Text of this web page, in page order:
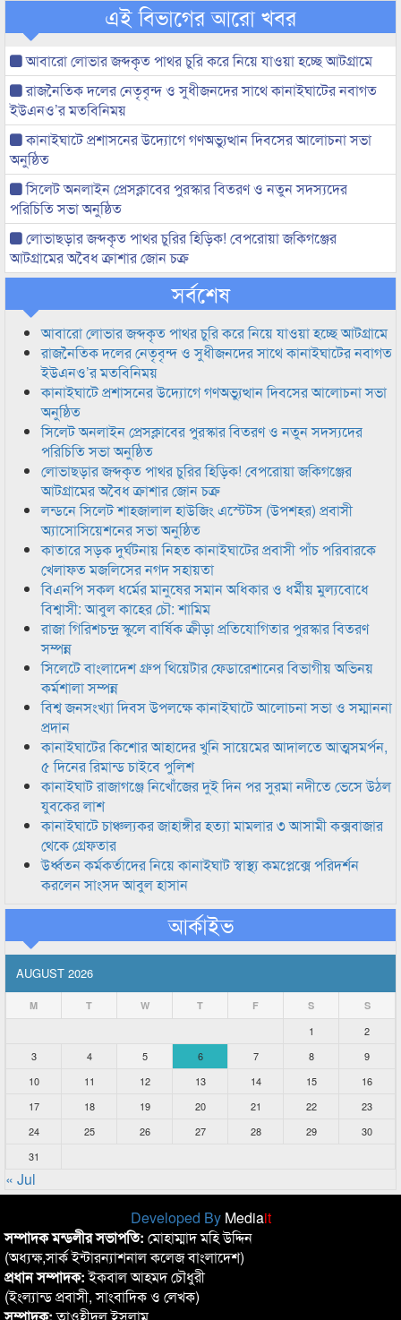
এই বিভাগের আরো খবর
আবারো লোভার জব্দকৃত পাথর চুরি করে নিয়ে যাওয়া হচ্ছে আটগ্রামে
রাজনৈতিক দলের নেতৃবৃন্দ ও সুধীজনদের সাথে কানাইঘাটের নবাগত
ইউএনও’র মতবিনিময়
কানাইঘাটে প্রশাসনের উদ্যোগে গণঅভ্যুত্থান দিবসের আলোচনা সভা
অনুষ্ঠিত
সিলেট অনলাইন প্রেসক্লাবের পুরস্কার বিতরণ ও নতুন সদস্যদের
পরিচিতি সভা অনুষ্ঠিত
লোভাছড়ার জব্দকৃত পাথর চুরির হিড়িক! বেপরোয়া জকিগঞ্জের
আটগ্রামের অবৈধ ক্রাশার জোন চক্র
সর্বশেষ
আবারো লোভার জব্দকৃত পাথর চুরি করে নিয়ে যাওয়া হচ্ছে আটগ্রামে
রাজনৈতিক দলের নেতৃবৃন্দ ও সুধীজনদের সাথে কানাইঘাটের নবাগত
ইউএনও’র মতবিনিময়
কানাইঘাটে প্রশাসনের উদ্যোগে গণঅভ্যুত্থান দিবসের আলোচনা সভা
অনুষ্ঠিত
সিলেট অনলাইন প্রেসক্লাবের পুরস্কার বিতরণ ও নতুন সদস্যদের
পরিচিতি সভা অনুষ্ঠিত
লোভাছড়ার জব্দকৃত পাথর চুরির হিড়িক! বেপরোয়া জকিগঞ্জের
আটগ্রামের অবৈধ ক্রাশার জোন চক্র
লন্ডনে সিলেট শাহজালাল হাউজিং এস্টেটস (উপশহর) প্রবাসী
অ্যাসোসিয়েশনের সভা অনুষ্ঠিত
কাতারে সড়ক দুর্ঘটনায় নিহত কানাইঘাটের প্রবাসী পাঁচ পরিবারকে
খেলাফত মজলিসের নগদ সহায়তা
বিএনপি সকল ধর্মের মানুষের সমান অধিকার ও ধর্মীয় মুল্যবোধে
বিশ্বাসী: আবুল কাহের চৌ: শামিম
রাজা গিরিশচন্দ্র স্কুলে বার্ষিক ক্রীড়া প্রতিযোগিতার পুরস্কার বিতরণ
সম্পন্ন
সিলেটে বাংলাদেশ গ্রুপ থিয়েটার ফেডারেশানের বিভাগীয় অভিনয়
কর্মশালা সম্পন্ন
বিশ্ব জনসংখ্যা দিবস উপলক্ষে কানাইঘাটে আলোচনা সভা ও সম্মাননা
প্রদান
কানাইঘাটের কিশোর আহাদের খুনি সায়েমের আদালতে আত্মসমর্পন,
৫ দিনের রিমান্ড চাইবে পুলিশ
কানাইঘাট রাজাগঞ্জে নিখোঁজের দুই দিন পর সুরমা নদীতে ভেসে উঠল
যুবকের লাশ
কানাইঘাটে চাঞ্চল্যকর জাহাঙ্গীর হত্যা মামলার ৩ আসামী কক্সবাজার
থেকে গ্রেফতার
উর্ধ্বতন কর্মকর্তাদের নিয়ে কানাইঘাট স্বাস্থ্য কমপ্লেক্সে পরিদর্শন
করলেন সাংসদ আবুল হাসান
আর্কাইভ
AUGUST 2026
M T W T F S S
1
2
3
4 5 6 7 8
9
10
11 12 13 14 15
16
17
18 19 20 21 22
23
24
25 26 27 28 29
30
31
« Jul
Developed By Mediait
সম্পাদক মন্ডলীর সভাপতি: মোহাম্মাদ মহি উদ্দিন
(অধ্যক্ষ,সার্ক ইন্টারন্যাশনাল কলেজ বাংলাদেশ)
প্রধান সম্পাদক:ইকবাল আহমদ চৌধুরী
(ইংল্যান্ড প্রবাসী, সাংবাদিক ও লেখক)